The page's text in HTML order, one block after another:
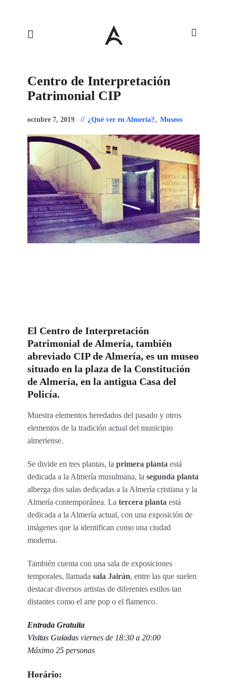
Centro de Interpretación
Patrimonial CIP
octubre 7, 2019 ¿Qué ver en Almería?, Museos
El Centro de Interpretación
Patrimonial de Almería, también
abreviado CIP de Almería, es un museo
situado en la plaza de la Constitución
de Almería, en la antigua Casa del
Policía.
Muestra elementos heredados del pasado y otros
elementos de la tradición actual del municipio
almeriense.
Se divide en tres plantas, la primera planta está
dedicada a la Almería musulmana, la segunda planta
alberga dos salas dedicadas a la Almería cristiana y la
Almería contemporánea. La tercera planta está
dedicada a la Almería actual, con una exposición de
imágenes que la identifican como una ciudad
moderna.
También cuenta con una sala de exposiciones
temporales, llamada sala Jairán, entre las que suelen
destacar diversos artistas de diferentes estilos tan
distantes como el arte pop o el flamenco.
Entrada Gratuita
Visitas Guiadas viernes de 18:30 a 20:00
Máximo 25 personas
Horário: